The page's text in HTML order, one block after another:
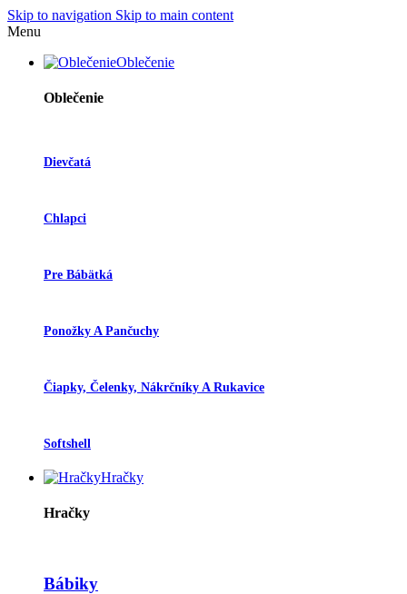
Skip to navigation Skip to main content
Menu
Oblečenie
Oblečenie
Dievčatá
Chlapci
Pre Bábätká
Ponožky A Pančuchy
Čiapky, Čelenky, Nákrčníky A Rukavice
Softshell
Hračky
Hračky
Bábiky